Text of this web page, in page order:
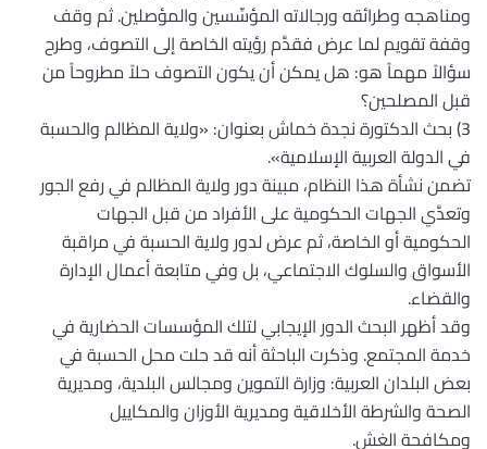
ومناهجه وطرائقه ورجالاته المؤسِّسين والمؤصلين. ثم وقف
وقفة تقويم لما عرض فقدَّم رؤيته الخاصة إلى التصوف، وطرح
سؤالاً مهماً هو: هل يمكن أن يكون التصوف حلاً مطروحاً من
قبل المصلحين؟
3) بحث الدكتورة نجدة خماش بعنوان: «ولاية المظالم والحسبة
في الدولة العربية الإسلامية».
تضمن نشأة هذا النظام، مبينة دور ولاية المظالم في رفع الجور
وتعدَّي الجهات الحكومية على الأفراد من قبل الجهات
الحكومية أو الخاصة، ثم عرض لدور ولاية الحسبة في مراقبة
الأسواق والسلوك الاجتماعي، بل وفي متابعة أعمال الإدارة
والقضاء.
وقد أظهر البحث الدور الإيجابي لتلك المؤسسات الحضارية في
خدمة المجتمع. وذكرت الباحثة أنه قد حلت محل الحسبة في
بعض البلدان العربية: وزارة التموين ومجالس البلدية، ومديرية
الصحة والشرطة الأخلاقية ومديرية الأوزان والمكاييل
ومكافحة الغش.